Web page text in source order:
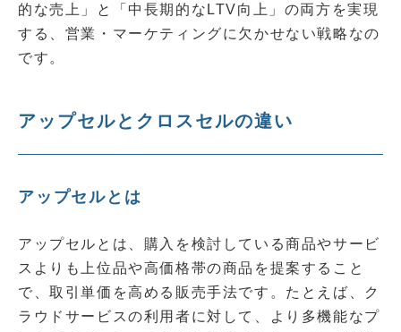
的な売上」と「中長期的なLTV向上」の両方を実現
する、営業・マーケティングに欠かせない戦略なの
です。
アップセルとクロスセルの違い
アップセルとは
アップセルとは、購入を検討している商品やサービ
スよりも上位品や高価格帯の商品を提案すること
で、取引単価を高める販売手法です。たとえば、ク
ラウドサービスの利用者に対して、より多機能なプ